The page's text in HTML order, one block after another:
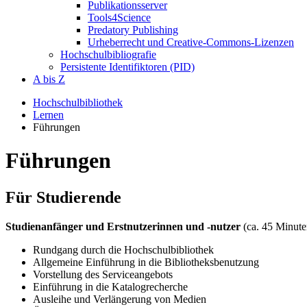
Publikationsserver
Tools4Science
Predatory Publishing
Urheberrecht und Creative-Commons-Lizenzen
Hochschulbibliografie
Persistente Identifiktoren (PID)
A bis Z
Hochschulbibliothek
Lernen
Führungen
Führungen
Für Studierende
Studienanfänger und Erstnutzerinnen und -nutzer (ca. 45
Rundgang durch die Hochschulbibliothek
Allgemeine Einführung in die Bibliotheksbenutzung
Vorstellung des Serviceangebots
Einführung in die Katalogrecherche
Ausleihe und Verlängerung von Medien